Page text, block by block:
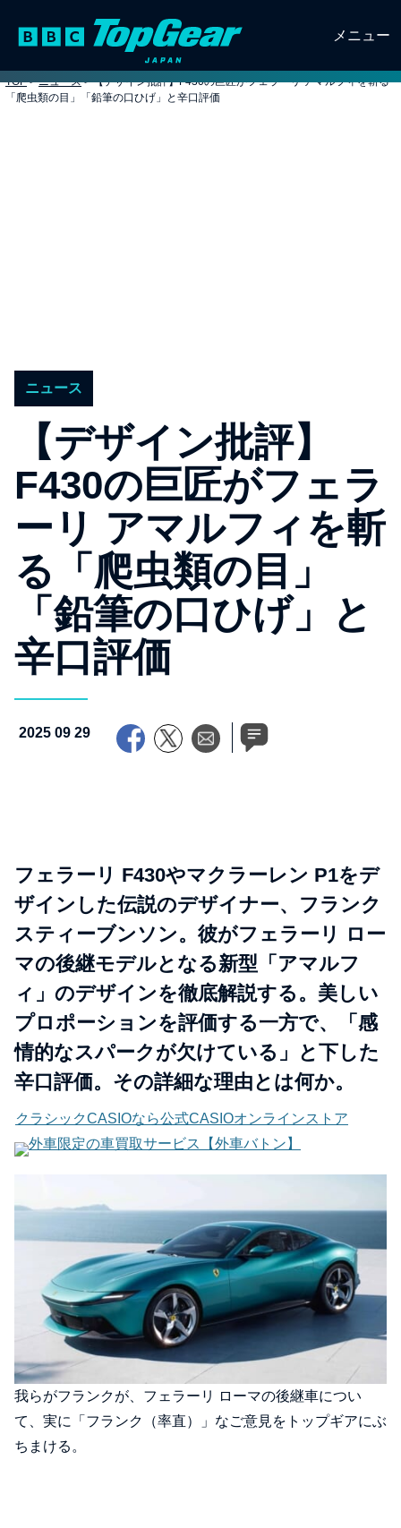
メニュー
TOP > ニュース > 【デザイン批評】F430の巨匠がフェラーリ アマルフィを斬る
「爬虫類の目」「鉛筆の口ひげ」と辛口評価
ニュース
【デザイン批評】
F430の巨匠がフェラ
ーリ アマルフィを斬
る「爬虫類の目」
「鉛筆の口ひげ」と
辛口評価
2025 09 29
フェラーリ F430やマクラーレン P1をデ
ザインした伝説のデザイナー、フランク
スティーブンソン。彼がフェラーリ ロー
マの後継モデルとなる新型「アマルフ
ィ」のデザインを徹底解説する。美しい
プロポーションを評価する一方で、「感
情的なスパークが欠けている」と下した
辛口評価。その詳細な理由とは何か。
クラシックCASIOなら公式CASIOオンラインストア
外車限定の車買取サービス【外車バトン】
我らがフランクが、フェラーリ ローマの後継車につい
て、実に「フランク（率直）」なご意見をトップギアにぶ
ちまける。